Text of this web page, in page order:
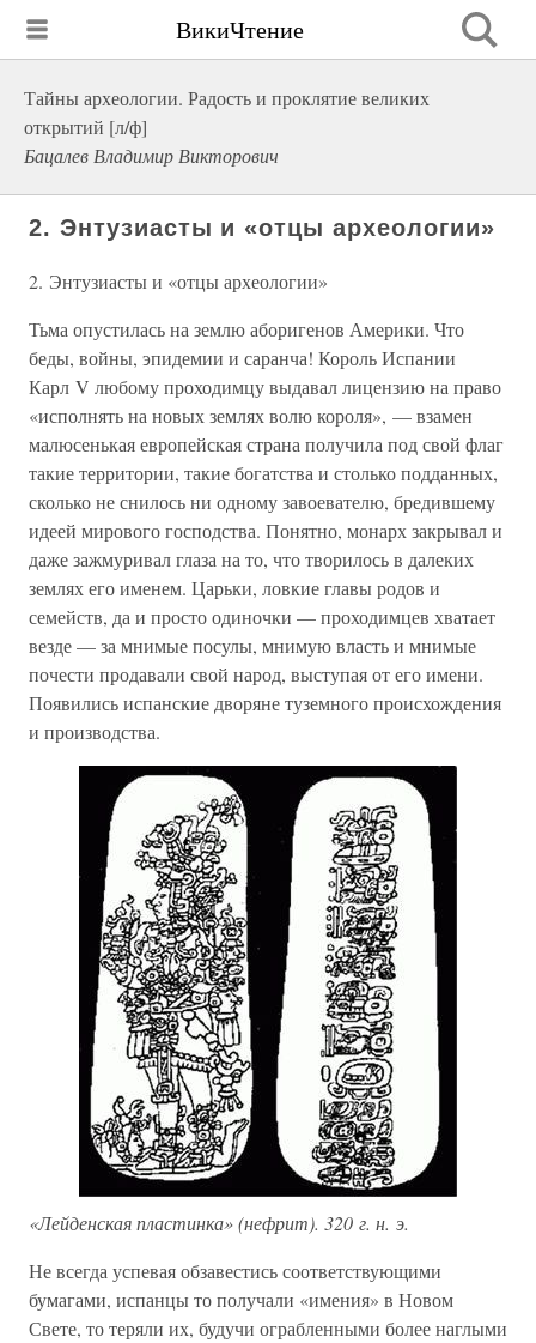
ВикиЧтение
Тайны археологии. Радость и проклятие великих
открытий [л/ф]
Бацалев Владимир Викторович
2. Энтузиасты и «отцы археологии»
2. Энтузиасты и «отцы археологии»
Тьма опустилась на землю аборигенов Америки. Что
беды, войны, эпидемии и саранча! Король Испании
Карл V любому проходимцу выдавал лицензию на право
«исполнять на новых землях волю короля», — взамен
малюсенькая европейская страна получила под свой флаг
такие территории, такие богатства и столько подданных,
сколько не снилось ни одному завоевателю, бредившему
идеей мирового господства. Понятно, монарх закрывал и
даже зажмуривал глаза на то, что творилось в далеких
землях его именем. Царьки, ловкие главы родов и
семейств, да и просто одиночки — проходимцев хватает
везде — за мнимые посулы, мнимую власть и мнимые
почести продавали свой народ, выступая от его имени.
Появились испанские дворяне туземного происхождения
и производства.
«Лейденская пластинка» (нефрит). 320 г. н. э.
Не всегда успевая обзавестись соответствующими
бумагами, испанцы то получали «имения» в Новом
Свете, то теряли их, будучи ограбленными более наглыми